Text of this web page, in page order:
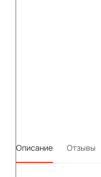
Описание Отзывы